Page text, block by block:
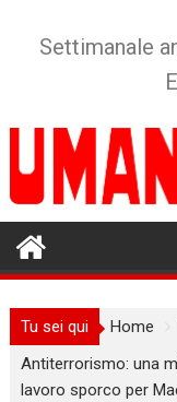
Settimanale
Tu sei qui Home
Antiterrorismo: una
lavoro sporco per